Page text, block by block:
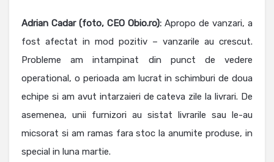
Adrian Cadar (foto, CEO Obio.ro): Apropo de vanzari, a
fost afectat in mod pozitiv – vanzarile au crescut.
Probleme am intampinat din punct de vedere
operational, o perioada am lucrat in schimburi de doua
echipe si am avut intarzaieri de cateva zile la livrari. De
asemenea, unii furnizori au sistat livrarile sau le-au
micsorat si am ramas fara stoc la anumite produse, in
special in luna martie.